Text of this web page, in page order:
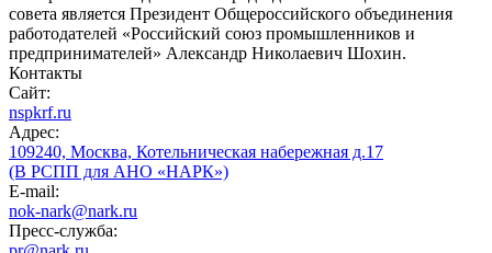
совета является Президент Общероссийского объединения
работодателей «Российский союз промышленников и
предпринимателей» Александр Николаевич Шохин.
Контакты
Сайт:
nspkrf.ru
Адрес:
109240, Москва, Котельническая набережная д.17
(В РСПП для АНО «НАРК»)
E-mail:
nok-nark@nark.ru
Пресс-служба: